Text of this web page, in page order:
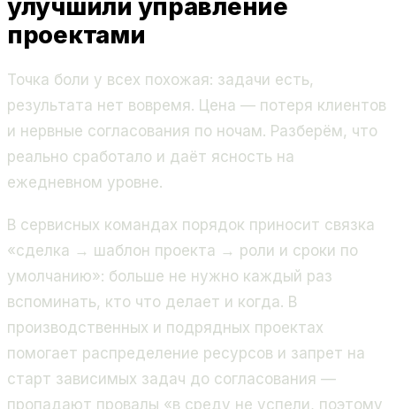
улучшили управление
проектами
Точка боли у всех похожая: задачи есть,
результата нет вовремя. Цена — потеря клиентов
и нервные согласования по ночам. Разберём, что
реально сработало и даёт ясность на
ежедневном уровне.
В сервисных командах порядок приносит связка
«сделка → шаблон проекта → роли и сроки по
умолчанию»: больше не нужно каждый раз
вспоминать, кто что делает и когда. В
производственных и подрядных проектах
помогает распределение ресурсов и запрет на
старт зависимых задач до согласования —
пропадают провалы «в среду не успели, поэтому